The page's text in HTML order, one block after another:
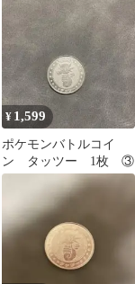
¥ 1,599
ポケモンバトルコイ
ン タッツー 1枚 ③